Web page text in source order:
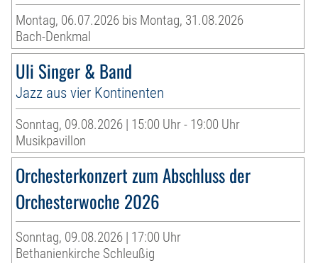
Montag, 06.07.2026 bis Montag, 31.08.2026
Bach-Denkmal
Uli Singer & Band
Jazz aus vier Kontinenten
Sonntag, 09.08.2026 | 15:00 Uhr - 19:00 Uhr
Musikpavillon
Orchesterkonzert zum Abschluss der
Orchesterwoche 2026
Sonntag, 09.08.2026 | 17:00 Uhr
Bethanienkirche Schleußig